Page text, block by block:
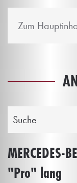
Zum
Suche
MERCEDES-
"Pro" lang